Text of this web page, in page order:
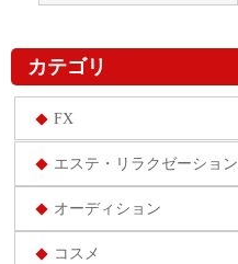
カテゴリ
FX
エステ・リラクゼーション
オーディション
コスメ